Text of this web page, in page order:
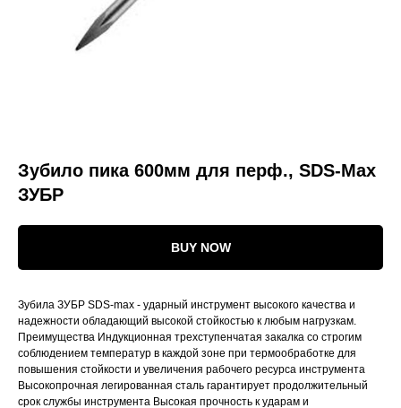
Зубило пика 600мм для перф., SDS-Max
ЗУБР
BUY NOW
Зубила ЗУБР SDS-max - ударный инструмент высокого качества и
надежности обладающий высокой стойкостью к любым нагрузкам.
Преимущества Индукционная трехступенчатая закалка со строгим
соблюдением температур в каждой зоне при термообработке для
повышения стойкости и увеличения рабочего ресурса инструмента
Высокопрочная легированная сталь гарантирует продолжительный
срок службы инструмента Высокая прочность к ударам и